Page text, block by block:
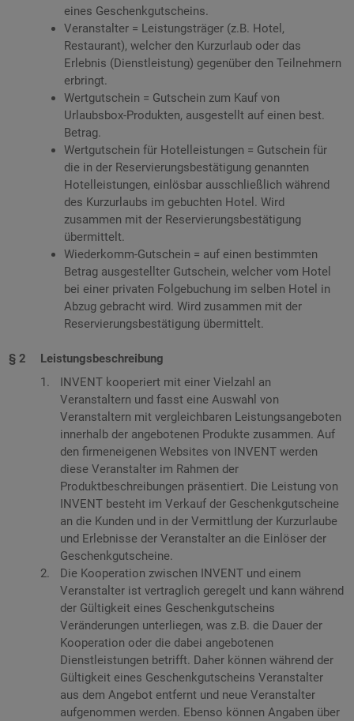
eines Geschenkgutscheins.
Veranstalter = Leistungsträger (z.B. Hotel,
Restaurant), welcher den Kurzurlaub oder das
Erlebnis (Dienstleistung) gegenüber den Teilnehmern
erbringt.
Wertgutschein = Gutschein zum Kauf von
Urlaubsbox-Produkten, ausgestellt auf einen best.
Betrag.
Wertgutschein für Hotelleistungen = Gutschein für
die in der Reservierungsbestätigung genannten
Hotelleistungen, einlösbar ausschließlich während
des Kurzurlaubs im gebuchten Hotel. Wird
zusammen mit der Reservierungsbestätigung
übermittelt.
Wiederkomm-Gutschein = auf einen bestimmten
Betrag ausgestellter Gutschein, welcher vom Hotel
bei einer privaten Folgebuchung im selben Hotel in
Abzug gebracht wird. Wird zusammen mit der
Reservierungsbestätigung übermittelt.
Leistungsbeschreibung
INVENT kooperiert mit einer Vielzahl an
Veranstaltern und fasst eine Auswahl von
Veranstaltern mit vergleichbaren Leistungsangeboten
innerhalb der angebotenen Produkte zusammen. Auf
den firmeneigenen Websites von INVENT werden
diese Veranstalter im Rahmen der
Produktbeschreibungen präsentiert. Die Leistung von
INVENT besteht im Verkauf der Geschenkgutscheine
an die Kunden und in der Vermittlung der Kurzurlaube
und Erlebnisse der Veranstalter an die Einlöser der
Geschenkgutscheine.
Die Kooperation zwischen INVENT und einem
Veranstalter ist vertraglich geregelt und kann während
der Gültigkeit eines Geschenkgutscheins
Veränderungen unterliegen, was z.B. die Dauer der
Kooperation oder die dabei angebotenen
Dienstleistungen betrifft. Daher können während der
Gültigkeit eines Geschenkgutscheins Veranstalter
aus dem Angebot entfernt und neue Veranstalter
aufgenommen werden. Ebenso können Angaben über